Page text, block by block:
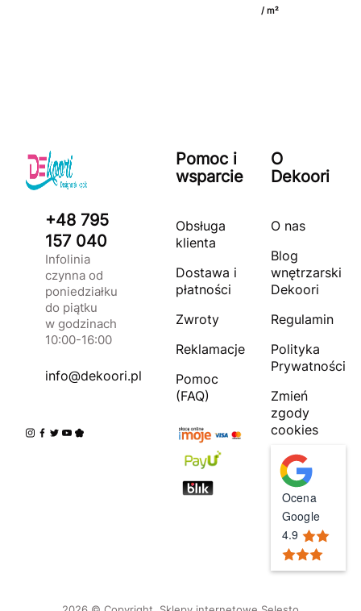
/ m²
+48 795
157 040
Infolinia
czynna od
poniedziałku
do piątku
w godzinach
10:00-16:00
info@dekoori.pl
Pomoc i
wsparcie
Obsługa
klienta
Dostawa i
płatności
Zwroty
Reklamacje
Pomoc
(FAQ)
O
Dekoori
O nas
Blog
wnętrzarski
Dekoori
Regulamin
Polityka
Prywatności
Zmień
zgody
cookies
Ocena
Google
4.9